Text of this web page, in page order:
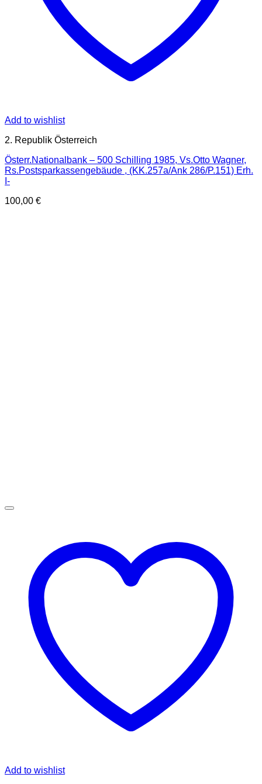
Add to wishlist
2. Republik Österreich
Österr.Nationalbank – 500 Schilling 1985, Vs.Otto Wagner,
Rs.Postsparkassengebäude , (KK.257a/Ank 286/P.151) Erh.
I-
100,00 €
Add to wishlist